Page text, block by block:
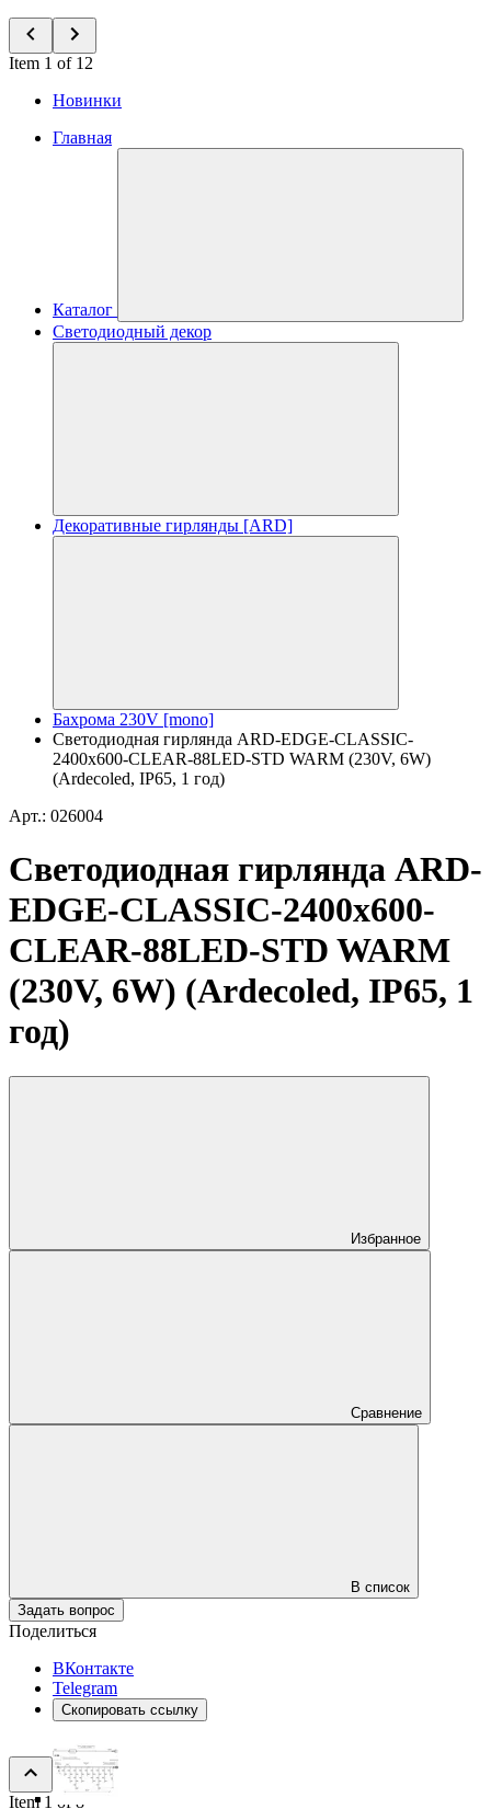
Item 1 of 12
Новинки
Главная
Каталог
Светодиодный декор
Декоративные гирлянды [ARD]
Бахрома 230V [mono]
Светодиодная гирлянда ARD-EDGE-CLASSIC-
2400x600-CLEAR-88LED-STD WARM (230V, 6W)
(Ardecoled, IP65, 1 год)
Арт.: 026004
Светодиодная гирлянда ARD-
EDGE-CLASSIC-2400x600-
CLEAR-88LED-STD WARM
(230V, 6W) (Ardecoled, IP65, 1
год)
Избранное
Сравнение
В список
Задать вопрос
Поделиться
ВКонтакте
Telegram
Скопировать ссылку
Item 1 of 8